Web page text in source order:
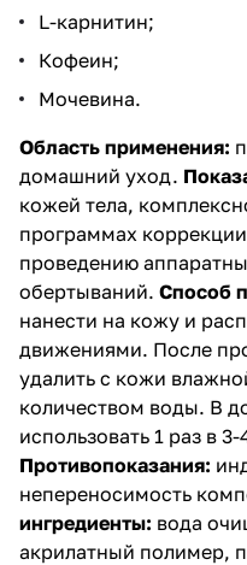
L-карнитин;
Кофеин;
Мочевина.
Область применения:
домашний уход.
кожей тела,
программах
проведению
обертываний. Способ
нанести на кожу и
движениями. После
удалить с кожи
количеством воды. В
использовать 1 раз в
Противопоказания:
непереносимость
ингредиенты: вода
акрилатный полимер,